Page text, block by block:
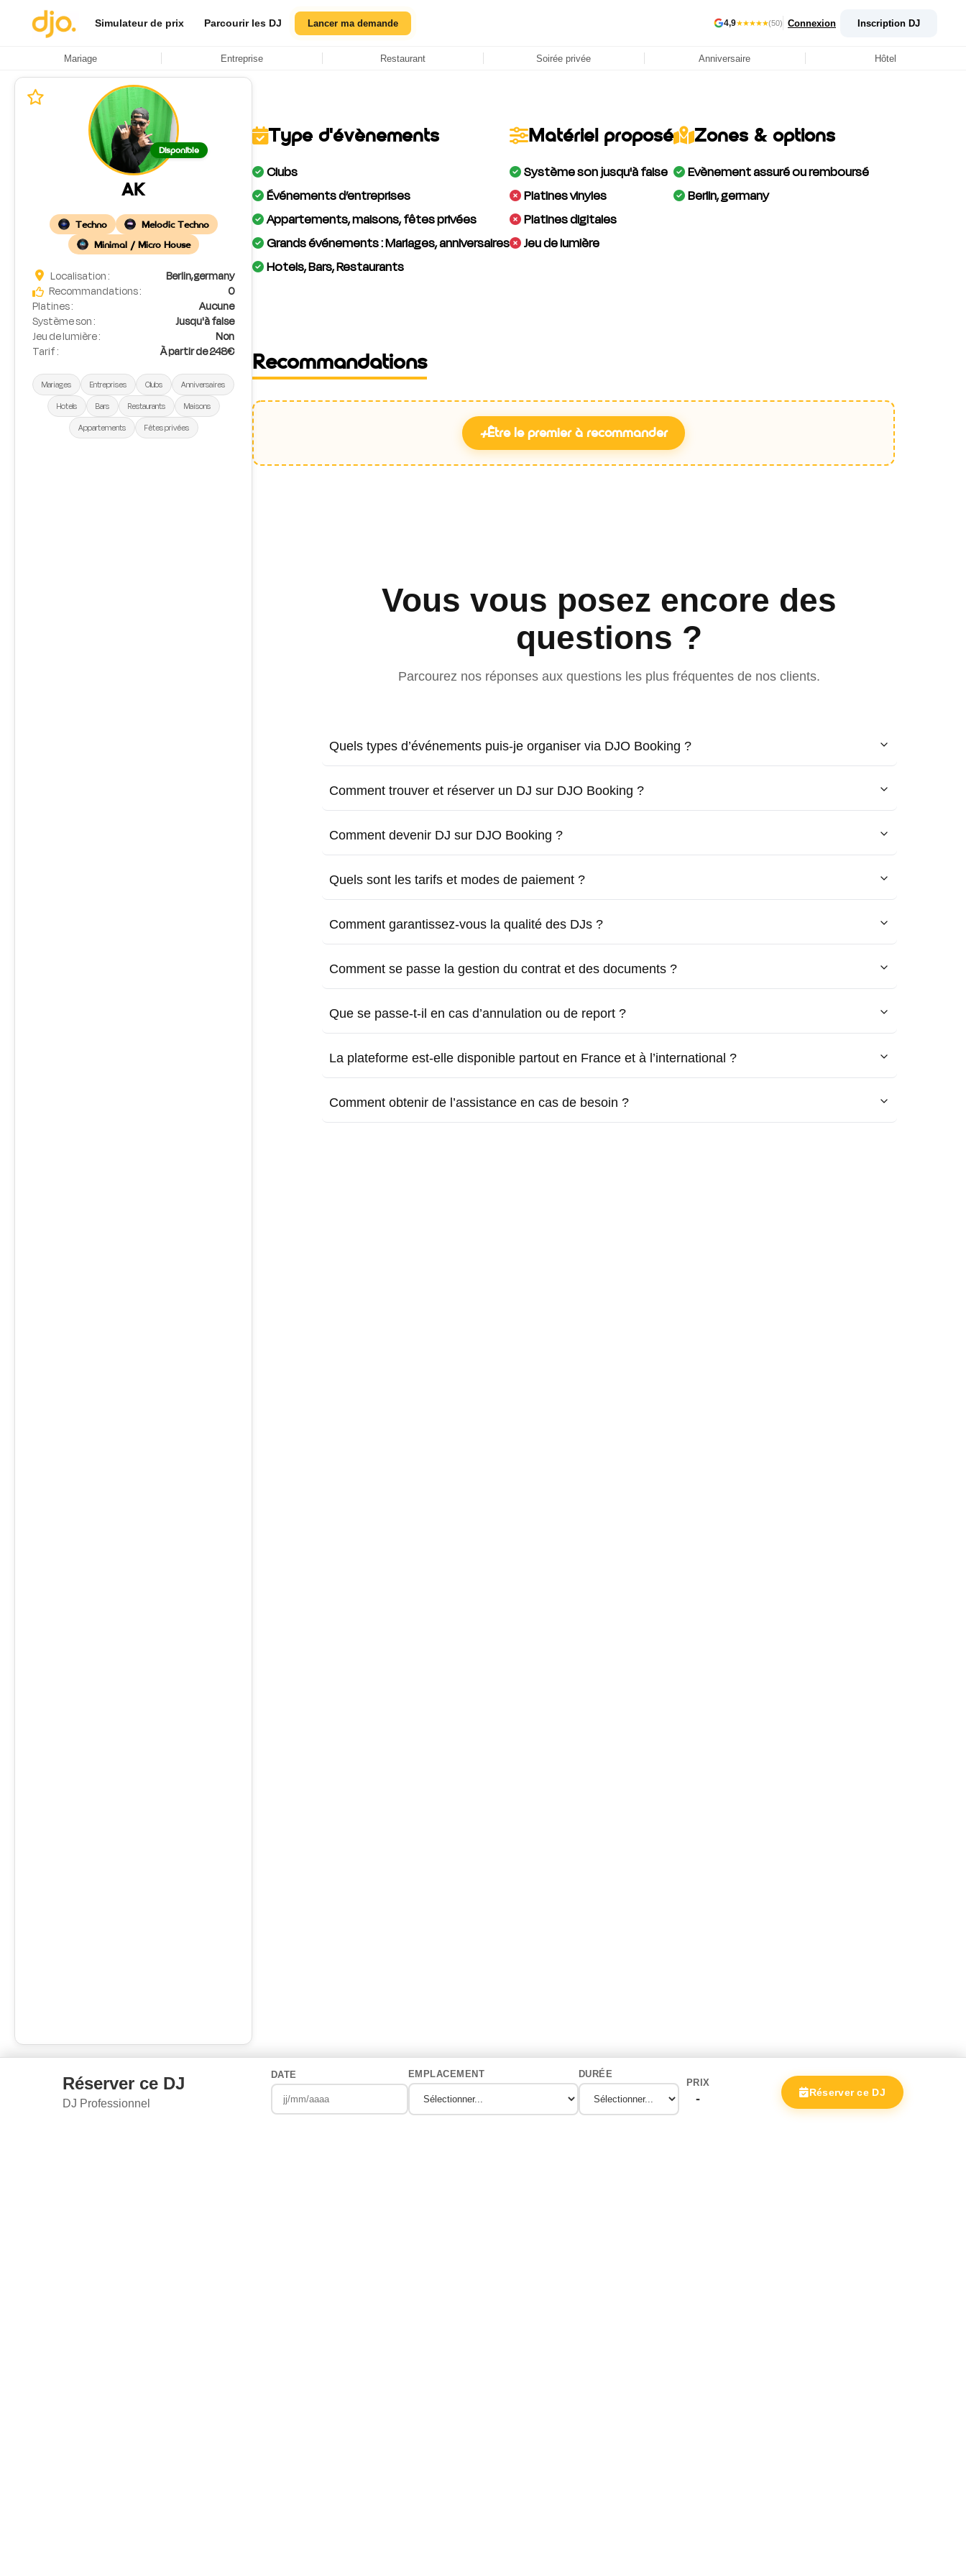
Simulateur de prix Parcourir les DJ Lancer ma demande 4,9★★★★★(50) Connexion Inscription DJ
Mariage Entreprise Restaurant Soirée privée Anniversaire Hôtel
Disponible
AK
Techno
Melodic Techno
Minimal / Micro House
Localisation :
Berlin, germany
Recommandations :
0
Platines :
Aucune
Système son :
Jusqu'à false
Jeu de lumière :
Non
Tarif :
À partir de 248€
Mariages Entreprises Clubs
Anniversaires
Hotels
Bars Restaurants
Maisons
Appartements
Fêtes privées
Type d'évènements
Clubs
Événements d’entreprises
Appartements, maisons, fêtes privées
Grands événements : Mariages, anniversaires
Hotels, Bars, Restaurants
Matériel proposé
Système son jusqu'à false
Platines vinyles
Platines digitales
Jeu de lumière
Zones & options
Evènement assuré ou remboursé
Berlin, germany
Recommandations
+Être le premier à recommander
Vous vous posez encore des
questions ?
Parcourez nos réponses aux questions les plus fréquentes de nos clients.
Quels types d’événements puis-je organiser via DJO Booking ?
Comment trouver et réserver un DJ sur DJO Booking ?
Comment devenir DJ sur DJO Booking ?
Quels sont les tarifs et modes de paiement ?
Comment garantissez-vous la qualité des DJs ?
Comment se passe la gestion du contrat et des documents ?
Que se passe-t-il en cas d’annulation ou de report ?
La plateforme est-elle disponible partout en France et à l’international ?
Comment obtenir de l’assistance en cas de besoin ?
Réserver ce DJ
DJ Professionnel
DATE EMPLACEMENT
DURÉE
PRIX
- Réserver ce DJ